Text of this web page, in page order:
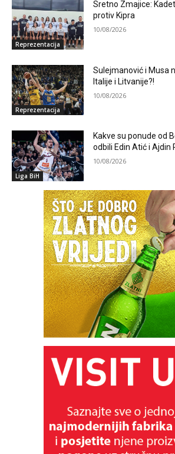
Reprezentacija
Sretno Zmajice:
protiv Kipra
10/08/2026
Reprezentacija
Sulejmanović i Musa
Italije i Litvanije?!
10/08/2026
Liga BiH
Kakve su ponude od
odbili Edin Atić i Ajdin
10/08/2026